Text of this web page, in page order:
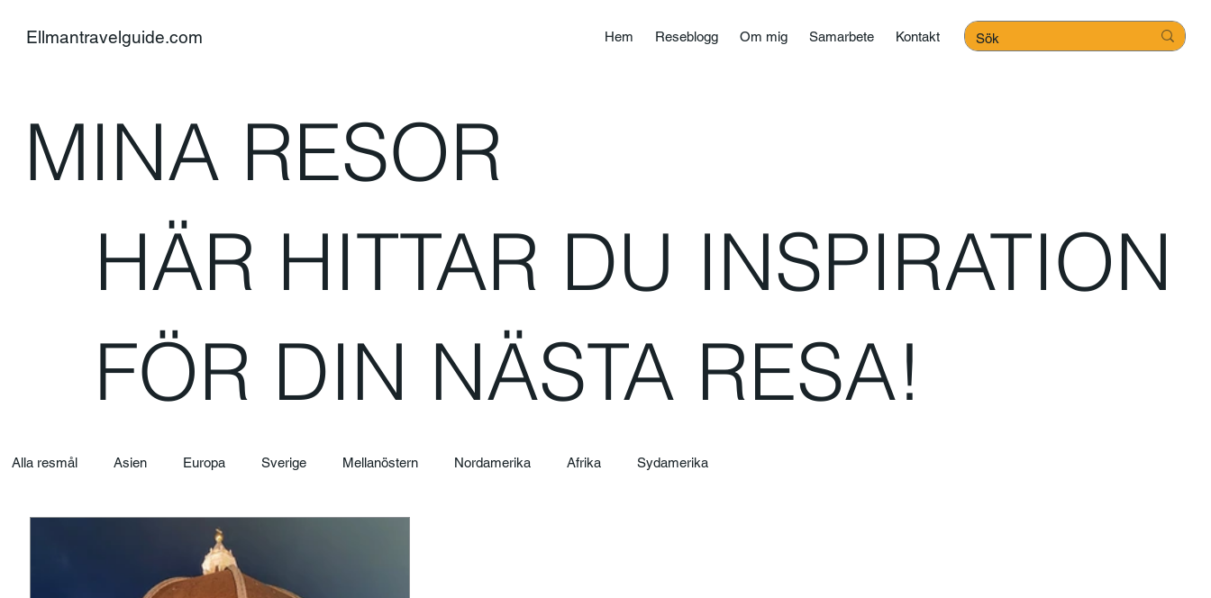
Ellmantravelguide.com Hem Reseblogg Om mig Samarbete Kontakt
MINA RESOR
HÄR HITTAR DU INSPIRATION
FÖR DIN NÄSTA RESA!
Alla resmål Asien Europa Sverige Mellanöstern Nordamerika Afrika Sydamerika